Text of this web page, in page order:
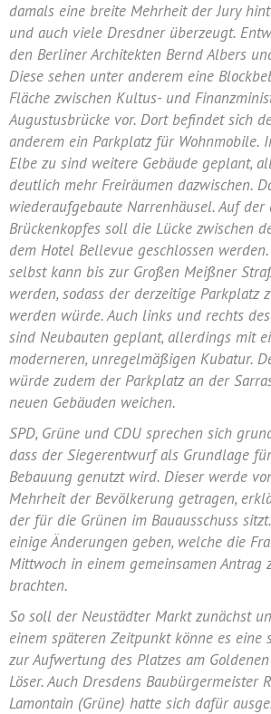
damals eine breite Mehrheit der Jury
und auch viele Dresdner überzeugt.
den Berliner Architekten Bernd Albers
Diese sehen unter anderem eine
Fläche zwischen Kultus- und
Augustusbrücke vor. Dort befindet sich
anderem ein Parkplatz für Wohnmobile.
Elbe zu sind weitere Gebäude geplant,
deutlich mehr Freiräumen dazwischen.
wiederaufgebaute Narrenhäusel. Auf der
Brückenkopfes soll die Lücke zwischen
dem Hotel Bellevue geschlossen
selbst kann bis zur Großen Meißner
werden, sodass der derzeitige Parkplatz
werden würde. Auch links und rechts
sind Neubauten geplant, allerdings mit
moderneren, unregelmäßigen Kubatur.
würde zudem der Parkplatz an der
neuen Gebäuden weichen.
SPD, Grüne und CDU sprechen sich
dass der Siegerentwurf als Grundlage
Bebauung genutzt wird. Dieser werde
Mehrheit der Bevölkerung getragen,
der für die Grünen im Bauausschuss
einige Änderungen geben, welche die
Mittwoch in einem gemeinsamen Antrag
brachten.
So soll der Neustädter Markt zunächst
einem späteren Zeitpunkt könne es eine
zur Aufwertung des Platzes am
Löser. Auch Dresdens Baubürgermeister
Lamontain (Grüne) hatte sich dafür